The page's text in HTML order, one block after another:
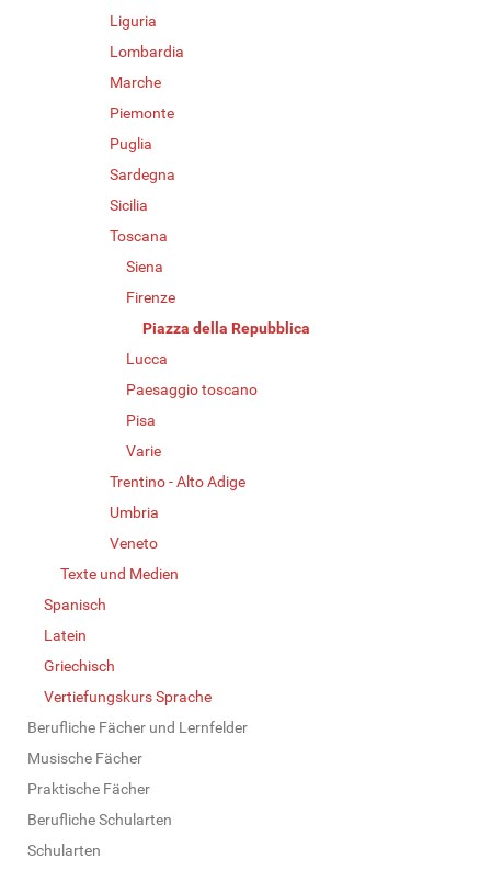
Liguria
Lombardia
Marche
Piemonte
Puglia
Sardegna
Sicilia
Toscana
Siena
Firenze
Piazza della Repubblica
Lucca
Paesaggio toscano
Pisa
Varie
Trentino - Alto Adige
Umbria
Veneto
Texte und Medien
Spanisch
Latein
Griechisch
Vertiefungskurs Sprache
Berufliche Fächer und Lernfelder
Musische Fächer
Praktische Fächer
Berufliche Schularten
Schularten